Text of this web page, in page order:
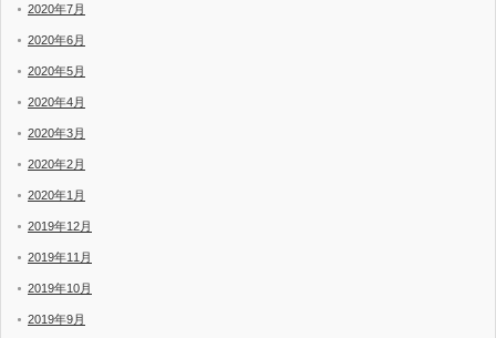
2020年7月
2020年6月
2020年5月
2020年4月
2020年3月
2020年2月
2020年1月
2019年12月
2019年11月
2019年10月
2019年9月